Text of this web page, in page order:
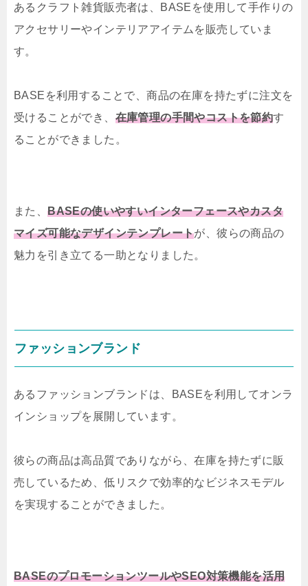
あるクラフト雑貨販売者は、BASEを使用して手作りの
アクセサリーやインテリアアイテムを販売していま
す。
BASEを利用することで、商品の在庫を持たずに注文を
受けることができ、 在庫管理の手間やコストを節約す
ることができました。
また、BASEの使いやすいインターフェースやカスタ
マイズ可能なデザインテンプレートが、彼らの商品の
魅力を引き立てる一助となりました。
ファッションブランド
あるファッションブランドは、BASEを利用してオンラ
インショップを展開しています。
彼らの商品は高品質でありながら、在庫を持たずに販
売しているため、低リスクで効率的なビジネスモデル
を実現することができました。
BASEのプロモーションツールやSEO対策機能を活用